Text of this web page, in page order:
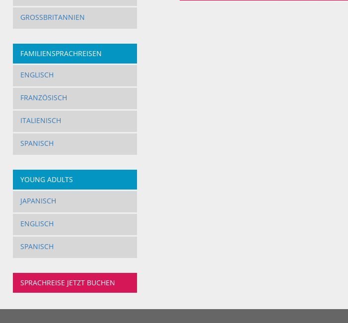
GROSSBRITANNIEN
FAMILIENSPRACHREISEN
ENGLISCH
FRANZÖSISCH
ITALIENISCH
SPANISCH
YOUNG ADULTS
JAPANISCH
ENGLISCH
SPANISCH
SPRACHREISE JETZT BUCHEN